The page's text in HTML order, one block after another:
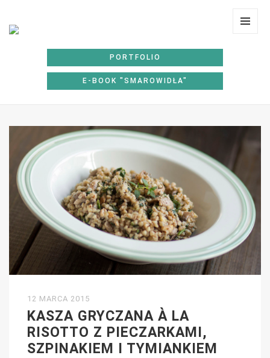
PORTFOLIO
E-BOOK "SMAROWIDŁA"
12 MARCA 2015
KASZA GRYCZANA À LA
RISOTTO Z PIECZARKAMI,
SZPINAKIEM I TYMIANKIEM